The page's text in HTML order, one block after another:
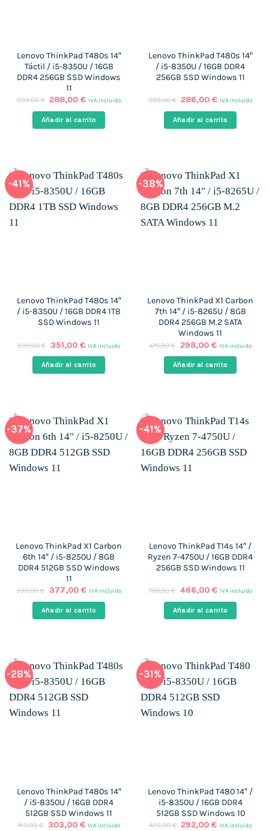
Lenovo ThinkPad T480s 14″
Táctil / i5-8350U / 16GB
DDR4 256GB SSD Windows
11
599,00€ El
original
era:
288,00€El
actual
es:
IVA incluido
Añadir al carrito
Lenovo ThinkPad T480s 14″
/ i5-8350U / 16GB DDR4
256GB SSD Windows 11
399,00€ El
original
era:
286,00€El
actual
es:
IVA incluido
Añadir al carrito
-41%
Lenovo ThinkPad T480s 14″
/ i5-8350U / 16GB DDR4 1TB
SSD Windows 11
599,00€ El
original
era:
351,00 €El
actual
es:
IVA incluido
Añadir al carrito
-38%
Lenovo ThinkPad X1 Carbon
7th 14″ / i5-8265U / 8GB
DDR4 256GB M.2 SATA
Windows 11
479,00€
El
original
era:
298,00 €El
actual
es:
IVA incluido
Añadir al carrito
-37%
Lenovo ThinkPad X1 Carbon
6th 14″ / i5-8250U / 8GB
DDR4 512GB SSD Windows
11
599,00€ El
original
era:
377,00 €El
actual
es:
IVA incluido
Añadir al carrito
-41%
Lenovo ThinkPad T14s 14″ /
Ryzen 7-4750U / 16GB DDR4
256GB SSD Windows 11
788,00€ El
original
era:
466,00 €El
actual
es:
IVA incluido
Añadir al carrito
-28%
Lenovo ThinkPad T480s 14″
/ i5-8350U / 16GB DDR4
512GB SSD Windows 11
419,00€ El
303,00 €ElIVA incluido
-31%
Lenovo ThinkPad T480 14″ /
i5-8350U / 16GB DDR4
512GB SSD Windows 10
425,00€ El
292,00€ElIVA incluido